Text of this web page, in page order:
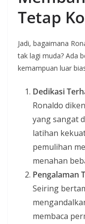
Tetap
Jadi, bagaimana
tak lagi muda? Ada
kemampuan luar
Dedikasi
Ronaldo
yang sangat
latihan
pemulihan
menahan
Pengalaman
Seiring
membaca